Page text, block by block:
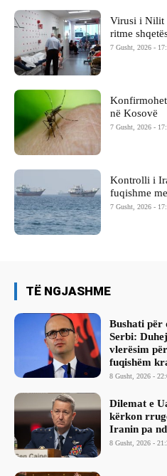
Virusi i Nilit
ritme
7 Gusht, 2026 -
në Kosovë
7 Gusht, 2026 -
Kontrolli i
fuqishme
7 Gusht, 2026 -
TË NGJASHME
Bushati për
Serbi:
vlerësim
fuqishëm
8 Gusht, 2026 -
Dilemat e
kërkon
Iranin pa
8 Gusht, 2026 -